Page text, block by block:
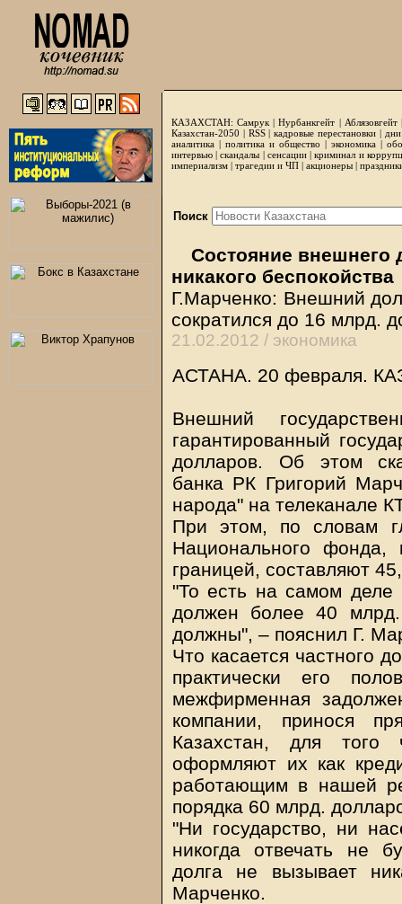
КАЗАХСТАН: Самрук |Нурбанкгейт | Аблязовгейт
Казахстан-2050 | RSS|кадровые перестановки|
аналитика | политика и общество | экономика |
интервью |скандалы | сенсации|криминал и
империализм | трагедии и ЧП | акционеры |
Поиск
Состояние внешнего
никакого беспокойства
Г.Марченко: Внешний
сократился до 16 млрд.
21.02.2012 / экономика
АСТАНА. 20 февраля.
Внешний
гарантированный
долларов. Об этом
банка РК Григорий
народа" на телеканале
При этом, по словам
Национального
границей, составляют
"То есть на самом деле
должен более 40
должны", – пояснил Г.
Что касается частного
практически его
межфирменная
компании, принося
Казахстан, для того
оформляют их как
работающим в нашей
порядка 60 млрд.
"Ни государство, ни
никогда отвечать не
долга не вызывает
Марченко.